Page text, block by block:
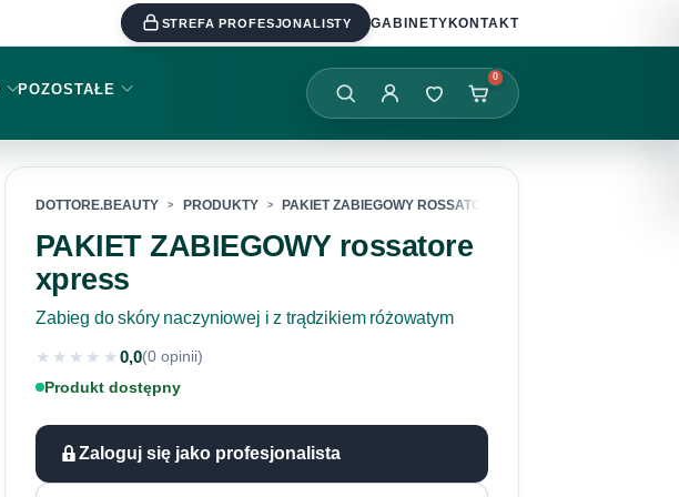
STREFA PROFESJONALISTY GABINETY KONTAKT
POZOSTAŁE
0
DOTTORE.BEAUTY PRODUKTY PAKIET ZABIEGOWY ROSSATORE XPRESS
PAKIET ZABIEGOWY rossatore
xpress
Zabieg do skóry naczyniowej i z trądzikiem różowatym
★★★★★0,0(0 opinii)
Produkt dostępny
Zaloguj się jako profesjonalista